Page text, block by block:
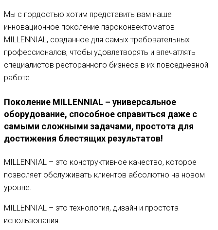
Мы с гордостью хотим представить вам наше
инновационное поколение пароконвектоматов
MILLENNIAL, созданное для самых требовательных
профессионалов, чтобы удовлетворять и впечатлять
специалистов ресторанного бизнеса в их повседневной
работе.
Поколение MILLENNIAL – универсальное
оборудование, способное справиться даже с
самыми сложными задачами, простота для
достижения блестящих результатов!
MILLENNIAL – это конструктивное качество, которое
позволяет обслуживать клиентов абсолютно на новом
уровне.
MILLENNIAL – это технология, дизайн и простота
использования.